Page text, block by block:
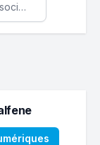
Améliorez l'efficacité de votre société avec une application web personnalisée accessible partout et tout le temps.